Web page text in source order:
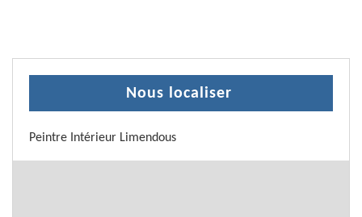
Nous localiser
Peintre Intérieur Limendous